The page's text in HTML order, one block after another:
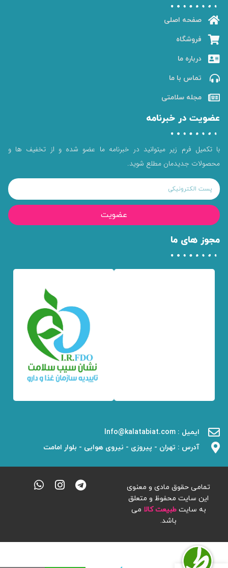
صفحه اصلی
فروشگاه
درباره ما
تماس با ما
مجله سلامتی
عضویت در خبرنامه
با تکمیل فرم زیر میتوانید در خبرنامه ما عضو شده و از تخفیف ها و
محصولات جدیدمان مطلع شوید.
عضویت
مجوز های ما
ایمیل : Info@kalatabiat.com
آدرس : تهران - پیروزی - نیروی هوایی - بلوار امامت
تمامی حقوق مادی و معنوی
این سایت محفوظ و متعلق
به سایتطبیعت کالا می
باشد.
روغن